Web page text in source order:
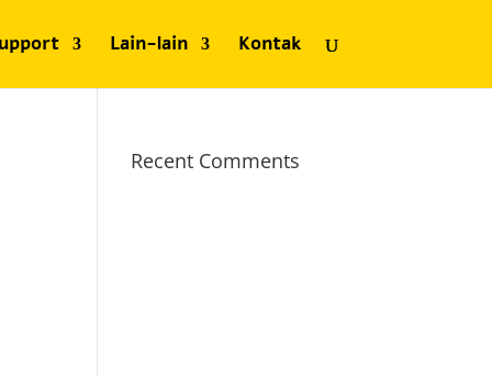
Lain-lain Kontak
Recent Comments